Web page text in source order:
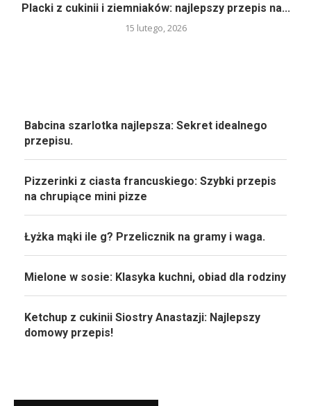
Placki z cukinii i ziemniaków: najlepszy przepis na...
15 lutego, 2026
Babcina szarlotka najlepsza: Sekret idealnego
przepisu.
Pizzerinki z ciasta francuskiego: Szybki przepis
na chrupiące mini pizze
Łyżka mąki ile g? Przelicznik na gramy i waga.
Mielone w sosie: Klasyka kuchni, obiad dla rodziny
Ketchup z cukinii Siostry Anastazji: Najlepszy
domowy przepis!